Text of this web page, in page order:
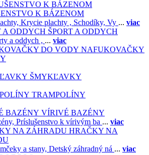
K BÁZENOM
Krycie plachty , Schodíky, Vy ... viac
ŠPORT A ODDYCH
a oddych , ... viac
NAFUKOVAČKY
ŠMYKĽAVKY
TRAMPOLÍNY
VÍRIVÉ BAZÉNY
Príslušenstvo k vírivým ba ... viac
HRAČKY NA
a stany, Detský záhradný ná ... viac